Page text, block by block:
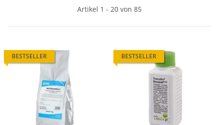
Artikel 1 - 20 von 85
BESTSELLER BESTSELLER